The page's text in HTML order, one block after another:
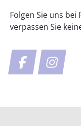
Folgen Sie uns
verpassen Sie